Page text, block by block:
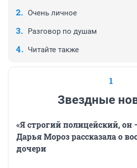
Очень личное
Разговор по душам
Читайте также
1
Звездные
«Я строгий полицейский, он
Дарья Мороз рассказала о
дочери